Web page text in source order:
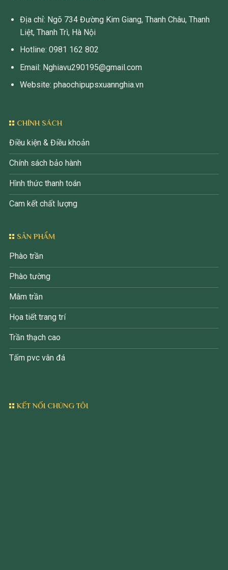
Địa chỉ: Ngõ 734 Đường Kim Giang, Thanh Châu, Thanh
Liệt, Thanh Trì, Hà Nội
Hotline: 0981 162 802
Email: Nghiavu290195@gmail.com
Website: phaochipupsxuannghia.vn
CHÍNH SÁCH
Điều kiện & Điều khoản
Chính sách bảo hành
Hình thức thanh toán
Cam kết chất lượng
SẢN PHẨM
Phào trần
Phào tường
Mâm trần
Họa tiết trang trí
Trần thạch cao
Tấm pvc vân đá
KẾT NỐI CHÚNG TÔI